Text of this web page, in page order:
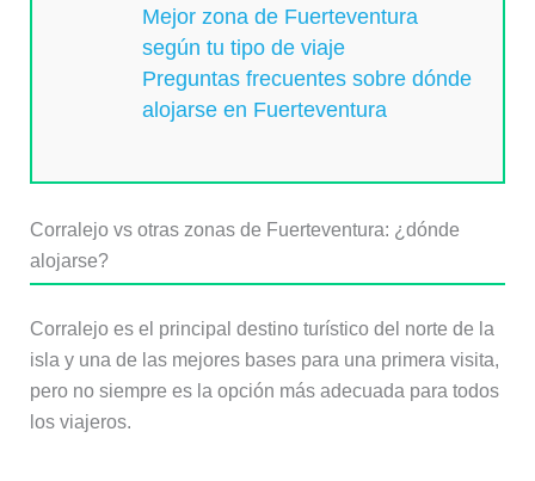
Mejor zona de Fuerteventura
según tu tipo de viaje
Preguntas frecuentes sobre dónde
alojarse en Fuerteventura
Corralejo vs otras zonas de Fuerteventura: ¿dónde
alojarse?
Corralejo es el principal destino turístico del norte de la
isla y una de las mejores bases para una primera visita,
pero no siempre es la opción más adecuada para todos
los viajeros.